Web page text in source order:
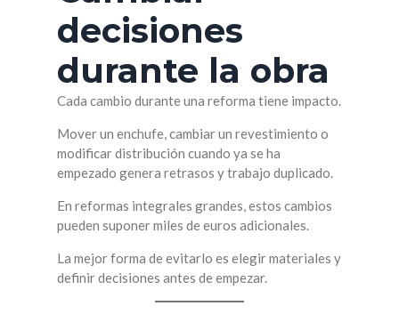
decisiones
durante la obra
Cada cambio durante una reforma tiene impacto.
Mover un enchufe, cambiar un revestimiento o
modificar distribución cuando ya se ha
empezado genera retrasos y trabajo duplicado.
En reformas integrales grandes, estos cambios
pueden suponer miles de euros adicionales.
La mejor forma de evitarlo es elegir materiales y
definir decisiones antes de empezar.